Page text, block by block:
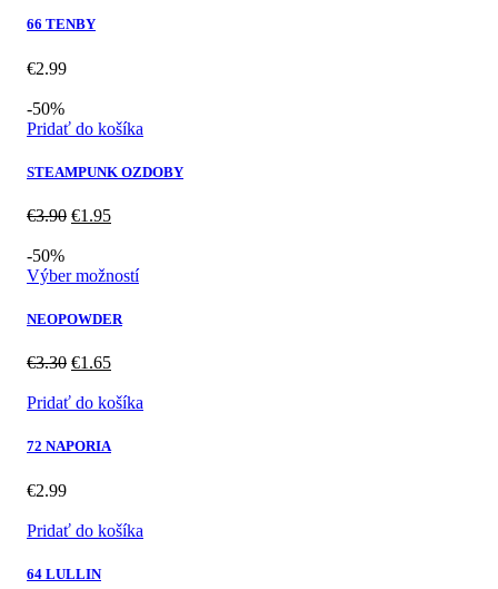
66 TENBY
€2.99
-50%
Pridať do košíka
STEAMPUNK OZDOBY
€3.90 Pôvodná
€3.90.
€1.95Aktuálna
€1.95.
-50%
Výber možností
NEOPOWDER
€3.30 Pôvodná
bola:
€1.65Aktuálna
je:
Pridať do košíka
72 NAPORIA
€2.99
Pridať do košíka
64 LULLIN